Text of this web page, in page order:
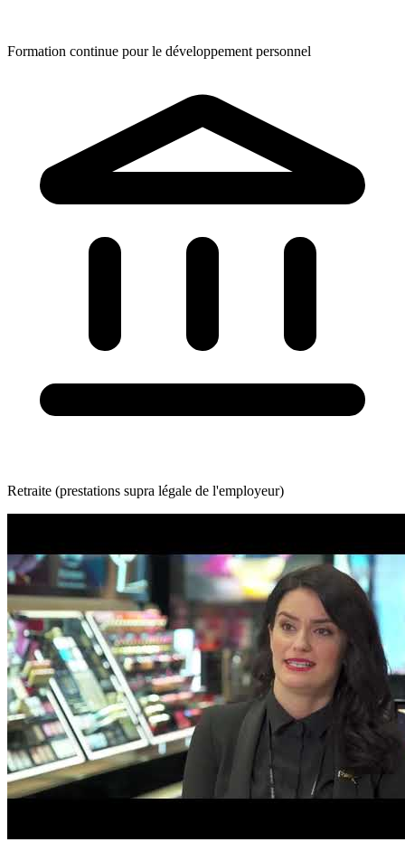
Formation continue pour le développement personnel
Retraite (prestations supra légale de l'employeur)